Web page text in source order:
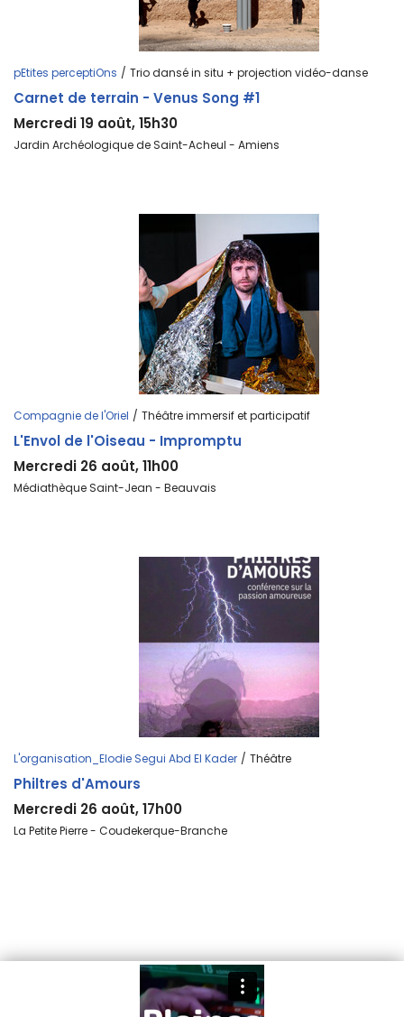
pEtites perceptiOns / Trio dansé in situ + projection vidéo-danse
Carnet de terrain - Venus Song #1
Mercredi 19 août, 15h30
Jardin Archéologique de Saint-Acheul - Amiens
Compagnie de l'Oriel / Théâtre immersif et participatif
L'Envol de l'Oiseau - Impromptu
Mercredi 26 août, 11h00
Médiathèque Saint-Jean - Beauvais
L'organisation_Elodie Segui Abd El Kader / Théâtre
Philtres d'Amours
Mercredi 26 août, 17h00
La Petite Pierre - Coudekerque-Branche